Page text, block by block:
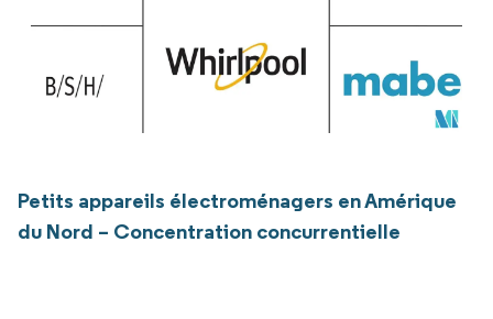
Petits appareils électroménagers en Amérique
du Nord – Concentration concurrentielle